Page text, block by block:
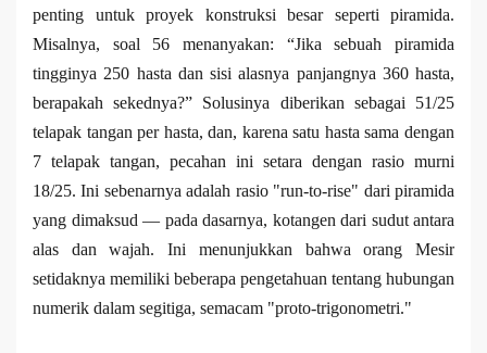
penting untuk proyek konstruksi besar seperti piramida.
Misalnya, soal 56 menanyakan: “Jika sebuah piramida
tingginya 250 hasta dan sisi alasnya panjangnya 360 hasta,
berapakah sekednya?” Solusinya diberikan sebagai 51/25
telapak tangan per hasta, dan, karena satu hasta sama dengan
7 telapak tangan, pecahan ini setara dengan rasio murni
18/25. Ini sebenarnya adalah rasio "run-to-rise" dari piramida
yang dimaksud — pada dasarnya, kotangen dari sudut antara
alas dan wajah. Ini menunjukkan bahwa orang Mesir
setidaknya memiliki beberapa pengetahuan tentang hubungan
numerik dalam segitiga, semacam "proto-trigonometri."